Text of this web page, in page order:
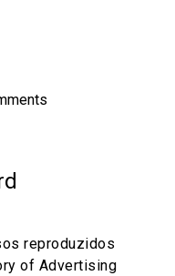
reproduzidos
of Advertising